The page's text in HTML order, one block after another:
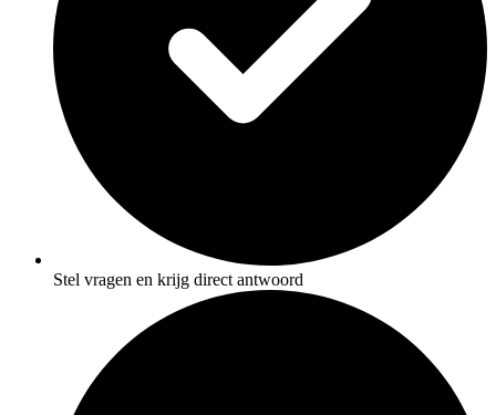
Stel vragen en krijg direct antwoord